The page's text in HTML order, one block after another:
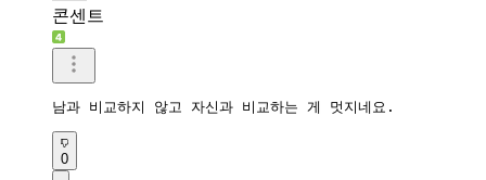
콘센트
남과 비교하지 않고 자신과 비교하는 게 멋지네요.
0